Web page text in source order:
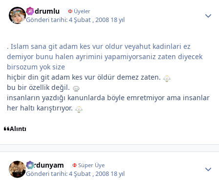
bodrumlu ΦÜyeler
Gönderi tarihi:4 Şubat , 2008 18 yıl
. Islam sana git adam kes vur oldur veyahut kadinlari ez
demiyor bunu halen ayrimini yapamiyorsaniz zaten diyecek
birsozum yok size
hiçbir din git adam kes vur öldür demez zaten.
bu bir özellik değil.
insanların yazdığı kanunlarda böyle emretmiyor ama insanlar
her haltı karıştırıyor.
Alıntı
sardunyam ΦSüper Üye
Gönderi tarihi:4 Şubat , 2008 18 yıl